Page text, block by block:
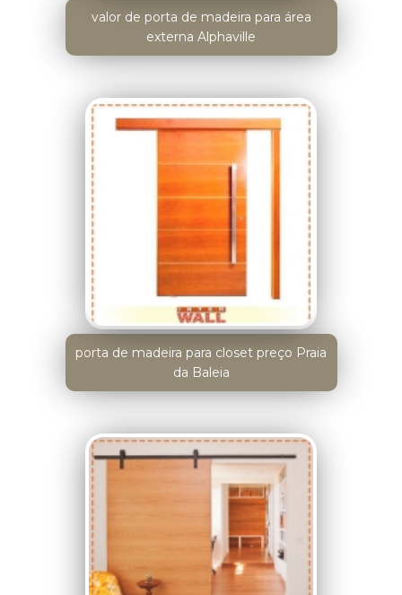
valor de porta de madeira para área
externa Alphaville
porta de madeira para closet preço Praia
da Baleia